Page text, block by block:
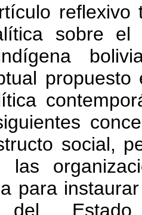
sobre
social,
las
para
del Estado